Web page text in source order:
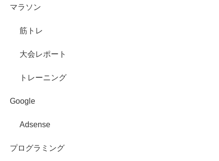
マラソン
筋トレ
大会レポート
トレーニング
Google
Adsense
プログラミング